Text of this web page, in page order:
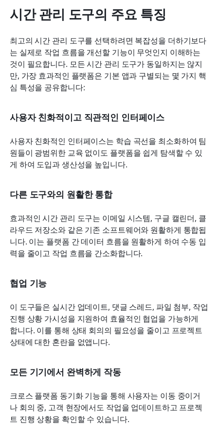
시간 관리 도구의 주요 특징
최고의 시간 관리 도구를 선택하려면 복잡성을 더하기보다
는 실제로 작업 흐름을 개선할 기능이 무엇인지 이해하는
것이 필요합니다. 모든 시간 관리 도구가 동일하지는 않지
만, 가장 효과적인 플랫폼은 기본 앱과 구별되는 몇 가지 핵
심 특성을 공유합니다:
사용자 친화적이고 직관적인 인터페이스
사용자 친화적인 인터페이스는 학습 곡선을 최소화하여 팀
원들이 광범위한 교육 없이도 플랫폼을 쉽게 탐색할 수 있
게 하여 도입과 생산성을 높입니다.
다른 도구와의 원활한 통합
효과적인 시간 관리 도구는 이메일 시스템, 구글 캘린더, 클
라우드 저장소와 같은 기존 소프트웨어와 원활하게 통합됩
니다. 이는 플랫폼 간 데이터 흐름을 원활하게 하여 수동 입
력을 줄이고 작업 흐름을 간소화합니다.
협업 기능
이 도구들은 실시간 업데이트, 댓글 스레드, 파일 첨부, 작업
진행 상황 가시성을 지원하여 효율적인 협업을 가능하게
합니다. 이를 통해 상태 회의의 필요성을 줄이고 프로젝트
상태에 대한 혼란을 없앱니다.
모든 기기에서 완벽하게 작동
크로스 플랫폼 동기화 기능을 통해 사용자는 이동 중이거
나 회의 중, 고객 현장에서도 작업을 업데이트하고 프로젝
트 진행 상황을 확인할 수 있습니다.